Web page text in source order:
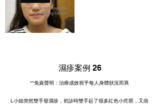
PrimeCity Naturopathic
Healing Center
濕疹案例 26
**免責聲明：治療成效視乎每人身體狀況而異
L小姐突然雙手發濕疹，初診時雙手起了很多紅色小疙瘩，又痕